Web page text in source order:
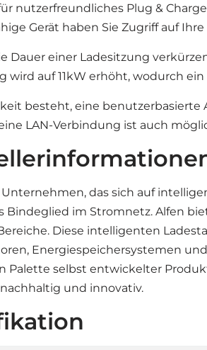
nutzerfreundliches Plug &
Gerät haben Sie Zugriff auf
Dauer einer Ladesitzung
wird auf 11kW erhöht, wodurch
besteht, eine benutzerbasierte
LAN-Verbindung ist auch
das sich auf
Bindeglied im Stromnetz. Alfen
Diese intelligenten
Energiespeichersystemen
Palette selbst entwickelter
und innovativ.